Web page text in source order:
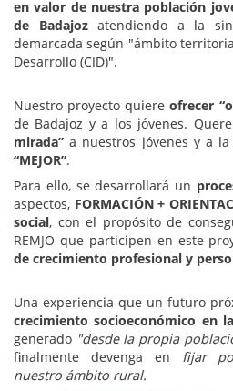
en valor de nuestra población
de Badajozatendiendo a la
demarcada según "ámbito
Desarrollo (CID)".
Nuestro proyecto quiereofrecer
de Badajoz y a los jóvenes.
mirada” a nuestros jóvenes y a
“MEJOR”.
Para ello, se desarrollará un
aspectos, FORMACIÓN +
social, con el propósito de
REMJO que participen en este
de crecimiento profesional y
Una experiencia que un futuro
crecimiento socioeconómico en
generado "desde la propia
finalmente devenga en fijar
nuestro ámbito rural.